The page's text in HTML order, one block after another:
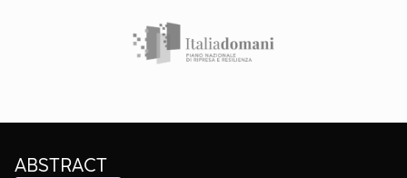
ABSTRACT